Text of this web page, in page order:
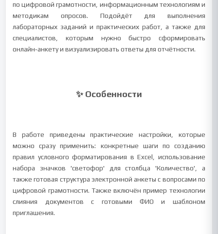
по цифровой грамотности, информационным технологиям и
методикам опросов. Подойдёт для выполнения
лабораторных заданий и практических работ, а также для
специалистов, которым нужно быстро сформировать
онлайн‑анкету и визуализировать ответы для отчётности.
✨ Особенности
В работе приведены практические настройки, которые
можно сразу применить: конкретные шаги по созданию
правил условного форматирования в Excel, использование
набора значков 'светофор' для столбца 'Количество', а
также готовая структура электронной анкеты с вопросами по
цифровой грамотности. Также включён пример технологии
слияния документов с готовыми ФИО и шаблоном
приглашения.